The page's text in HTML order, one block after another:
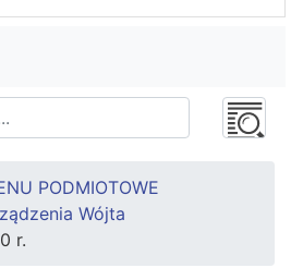
PODMIOTOWE
Wójta
r.